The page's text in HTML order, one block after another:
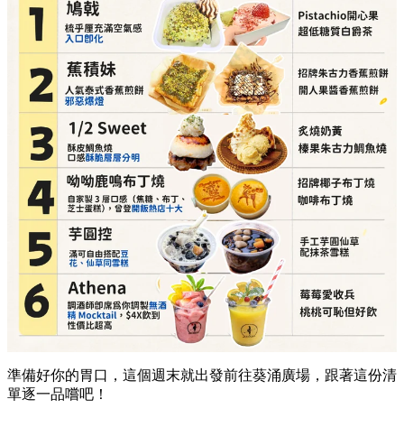
準備好你的胃口，這個週末就出發前往葵涌廣場，跟著這份清
單逐一品嚐吧！